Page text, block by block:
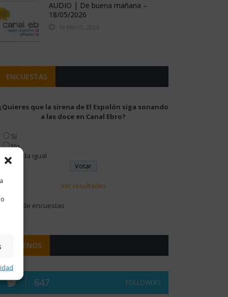
AUDIO | De buena mañana –
18/05/2026
19 MAYO, 2026
ENCUESTAS
que la sirena de El Espolón siga sonando
a las doce en Canal Ebro?
Sí
No
Me da igual
Ver resultados
Archivo de encuestas
SÍGUENOS
647 FOLLOWERS